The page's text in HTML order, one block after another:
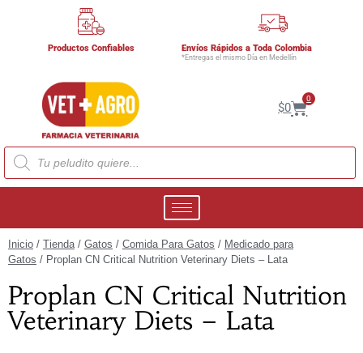
Productos Confiables Envíos Rápidos a Toda Colombia
*Entregas el mismo Día en Medellín
$0
0
Inicio / Tienda/ Gatos / Comida Para Gatos / Medicado para
Gatos / Proplan CN Critical Nutrition Veterinary Diets – Lata
Proplan CN Critical Nutrition
Veterinary Diets – Lata